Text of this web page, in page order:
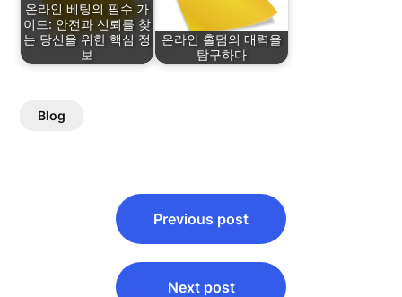
온라인 베팅의 필수 가
이드: 안전과 신뢰를 찾
는 당신을 위한 핵심 정
보
온라인 홀덤의 매력을
탐구하다
Blog
navigation
Previous post
Next post